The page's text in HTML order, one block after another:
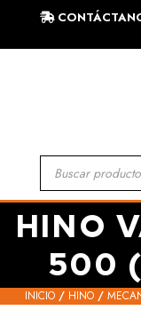
Búsqueda
productos
HINO
500
INICIO/ HINO/